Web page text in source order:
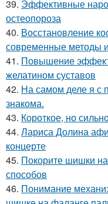
39. Эффективные
остеопороза
40. Восстановление
современные методы
41. Повышение
желатином суставов
42. На самом деле я с
знакома.
43. Короткое, но
44. Лариса Долина
концерте
45. Покорите шишки
способов
46. Понимание